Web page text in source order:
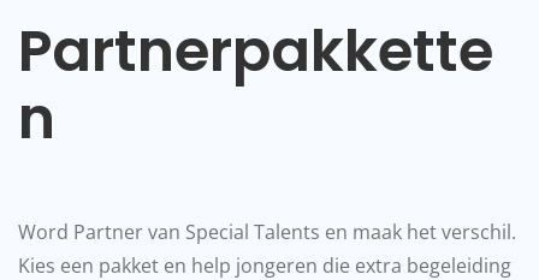
Partnerpakkette
n
Word Partner van Special Talents en maak het verschil.
Kies een pakket en help jongeren die extra begeleiding